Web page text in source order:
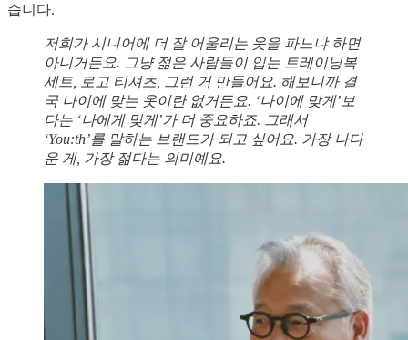
습니다.
저희가 시니어에 더 잘 어울리는 옷을 파느냐 하면
아니거든요. 그냥 젊은 사람들이 입는 트레이닝복
세트, 로고 티셔츠, 그런 거 만들어요. 해보니까 결
국 나이에 맞는 옷이란 없거든요. ‘나이에 맞게’보
다는 ‘나에게 맞게’가 더 중요하죠. 그래서
‘You:th’를 말하는 브랜드가 되고 싶어요. 가장 나다
운 게, 가장 젊다는 의미예요.